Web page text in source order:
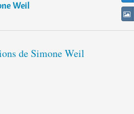
Weil
de Simone Weil